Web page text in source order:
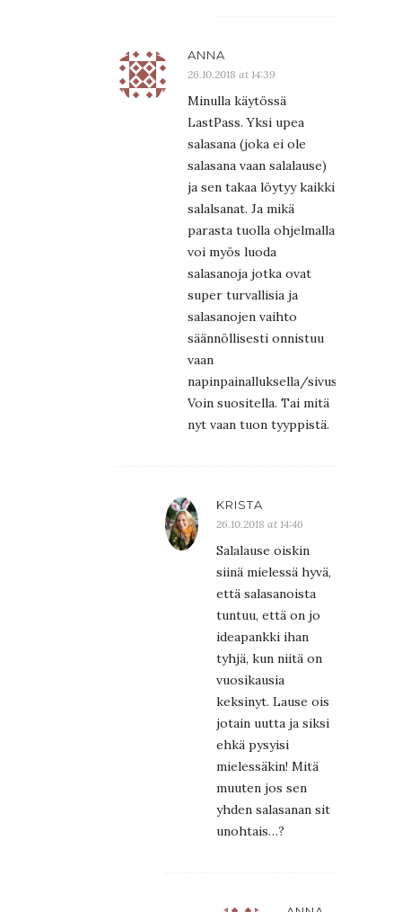
ANNA
26.10.2018 at 14:39
Minulla käytössä
LastPass. Yksi upea
salasana (joka ei ole
salasana vaan salalause)
ja sen takaa löytyy kaikki
salalsanat. Ja mikä
parasta tuolla ohjelmalla
voi myös luoda
salasanoja jotka ovat
super turvallisia ja
salasanojen vaihto
säännöllisesti onnistuu
vaan
napinpainalluksella/sivusto.
Voin suositella. Tai mitä
nyt vaan tuon tyyppistä.
KRISTA
26.10.2018 at 14:46
Salalause oiskin
siinä mielessä hyvä,
että salasanoista
tuntuu, että on jo
ideapankki ihan
tyhjä, kun niitä on
vuosikausia
keksinyt. Lause ois
jotain uutta ja siksi
ehkä pysyisi
mielessäkin! Mitä
muuten jos sen
yhden salasanan sit
unohtais…?